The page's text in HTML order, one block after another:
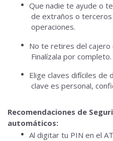
Que nadie te ayude o
de extraños o
operaciones.
No te retires del cajero
Finalízala por completo.
Elige claves difíciles de
clave es personal,
Recomendaciones de
automáticos:
Al digitar tu PIN en el